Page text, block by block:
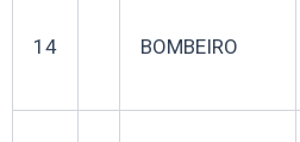
14 BOMBEIRO